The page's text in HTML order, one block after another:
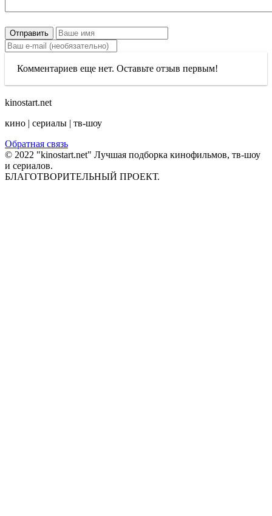
Отправить
Комментариев еще нет. Оставьте отзыв первым!
kinostart.net
кино | сериалы | тв-шоу
Обратная связь
© 2022 "kinostart.net" Лучшая подборка кинофильмов, тв-шоу
и сериалов.
БЛАГОТВОРИТЕЛЬНЫЙ ПРОЕКТ.